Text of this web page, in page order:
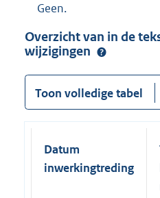
Geen.
Overzicht van in de
wijzigingen
Toon volledige tabel
Datum
inwerkingtreding